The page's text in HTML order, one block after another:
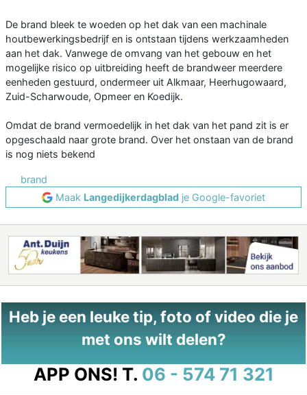
De brand bleek te woeden op het dak van een machinale
houtbewerkingsbedrijf en is ontstaan tijdens werkzaamheden
aan het dak. Vanwege de omvang van het gebouw en het
mogelijke risico op uitbreiding heeft de brandweer meerdere
eenheden gestuurd, ondermeer uit Alkmaar, Heerhugowaard,
Zuid-Scharwoude, Opmeer en Koedijk.
Omdat de brand vermoedelijk in het dak van het pand zit is er
opgeschaald naar grote brand. Over het onstaan van de brand
is nog niets bekend
brand
Maak Langedijkerdagblad je Google-favoriet
Heb je een leuke tip, foto of video die je
met ons wilt delen?
APP ONS! T. 06 - 574 71 321